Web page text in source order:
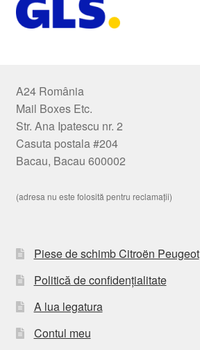
A24 România
Mail Boxes Etc.
Str. Ana Ipatescu nr. 2
Casuta postala #204
Bacau, Bacau 600002
(adresa nu este folosită pentru reclamații)
Piese de schimb Citroën Peugeot
Politică de confidențialitate
A lua legatura
Contul meu